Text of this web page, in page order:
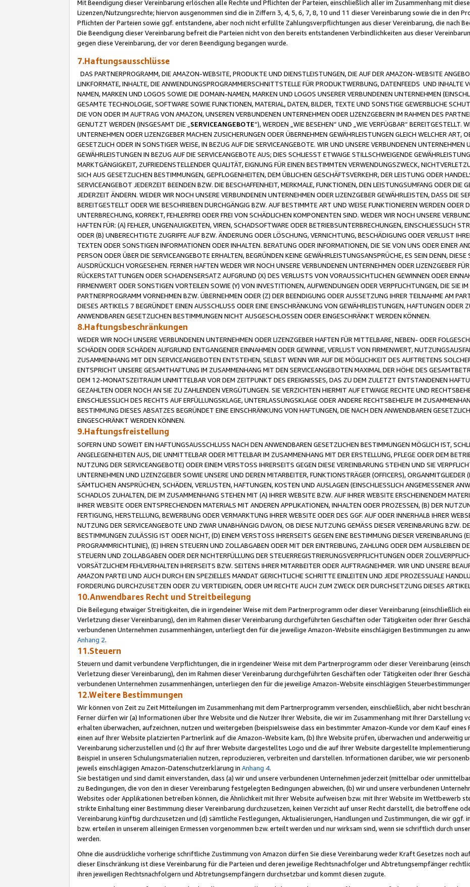
Mit Beendigung dieser Vereinbarung erlöschen alle Rechte und Pflichten der Parteien, einschließlich aller im Zusammenhang mit
Lizenzen/Nutzungsrechte; hiervon ausgenommen sind die in Ziffern 3, 4, 5, 6, 7, 8, 10 und 11 dieser Vereinbarung sowie die in den
Pflichten der Parteien sowie ggf. entstandene, aber noch nicht erfüllte Zahlungsverpflichtungen aus dieser Vereinbarung, die nach
Die Beendigung dieser Vereinbarung befreit die Parteien nicht von den bereits entstandenen Verbindlichkeiten aus dieser
gegen diese Vereinbarung, der vor deren Beendigung begangen wurde.
7.Haftungsausschlüsse
DAS PARTNERPROGRAMM, DIE AMAZON-WEBSITE, PRODUKTE UND DIENSTLEISTUNGEN, DIE AUF DER AMAZON-WEBSITE
LINKFORMATE, INHALTE, DIE ANWENDUNGSPROGRAMMIERSCHNITTSTELLE FÜR PRODUKTWERBUNG, DATENFEEDS UND INHALTE
NAMEN, MARKEN UND LOGOS SOWIE DIE DOMAIN-NAMEN, MARKEN UND LOGOS UNSERER VERBUNDENEN UNTERNEHMEN
GESAMTE TECHNOLOGIE, SOFTWARE SOWIE FUNKTIONEN, MATERIAL, DATEN, BILDER, TEXTE UND SONSTIGE GEWERBLICHE
DIE VON ODER IM AUFTRAG VON AMAZON, UNSEREN VERBUNDENEN UNTERNEHMEN ODER LIZENZGEBERN IM RAHMEN DES
GENUTZT WERDEN (INSGESAMT DIE „ SERVICEANGEBOTE“), WERDEN „WIE BESEHEN“ UND „WIE VERFÜGBAR“ BEREITGESTELLT.
UNTERNEHMEN ODER LIZENZGEBER MACHEN ZUSICHERUNGEN ODER ÜBERNEHMEN GEWÄHRLEISTUNGEN GLEICH WELCHER ART,
GESETZLICH ODER IN SONSTIGER WEISE, IN BEZUG AUF DIE SERVICEANGEBOTE. WIR UND UNSERE VERBUNDENEN UNTERNEHMEN
GEWÄHRLEISTUNGEN IN BEZUG AUF DIE SERVICEANGEBOTE AUS; DIES SCHLIESST ETWAIGE STILLSCHWEIGENDE
MARKTGÄNGIGKEIT, ZUFRIEDENSTELLENDER QUALITÄT, EIGNUNG FÜR EINEN BESTIMMTEN VERWENDUNGSZWECK,
SICH AUS GESETZLICHEN BESTIMMUNGEN, GEPFLOGENHEITEN, DEM ÜBLICHEN GESCHÄFTSVERKEHR, DER LEISTUNG ODER
SERVICEANGEBOT JEDERZEIT BEENDEN BZW. DIE BESCHAFFENHEIT, MERKMALE, FUNKTIONEN, DEN LEISTUNGSUMFANG ODER DIE
JEDERZEIT ÄNDERN. WEDER WIR NOCH UNSERE VERBUNDENEN UNTERNEHMEN ODER LIZENZGEBER GEWÄHRLEISTEN, DASS DIE
BEREITGESTELLT ODER WIE BESCHRIEBEN DURCHGÄNGIG BZW. AUF BESTIMMTE ART UND WEISE FUNKTIONIEREN WERDEN ODER
UNTERBRECHUNG, KORREKT, FEHLERFREI ODER FREI VON SCHÄDLICHEN KOMPONENTEN SIND. WEDER WIR NOCH UNSERE
HAFTEN FÜR: (A) FEHLER, UNGENAUIGKEITEN, VIREN, SCHADSOFTWARE ODER BETRIEBSUNTERBRECHUNGEN, EINSCHLIESSLICH
ODER (B) UNBERECHTIGTE ZUGRIFFE AUF BZW. ÄNDERUNG ODER LÖSCHUNG, VERNICHTUNG, BESCHÄDIGUNG ODER VERLUST
TEXTEN ODER SONSTIGEN INFORMATIONEN ODER INHALTEN. BERATUNG ODER INFORMATIONEN, DIE SIE VON UNS ODER EINER
PERSON ODER ÜBER DIE SERVICEANGEBOTE ERHALTEN, BEGRÜNDEN KEINE GEWÄHRLEISTUNGSANSPRÜCHE, ES SEIN DENN, DIESE
AUSDRÜCKLICH VORGESEHEN. FERNER HAFTEN WEDER WIR NOCH UNSERE VERBUNDENEN UNTERNEHMEN ODER LIZENZGEBER
RÜCKERSTATTUNGEN ODER SCHADENSERSATZ AUFGRUND (X) DES VERLUSTS VON VORAUSSICHTLICHEN GEWINNEN ODER
FIRMENWERT ODER SONSTIGEN VORTEILEN SOWIE (Y) VON INVESTITIONEN, AUFWENDUNGEN ODER VERPFLICHTUNGEN, DIE SIE
PARTNERPROGRAMM VORNEHMEN BZW. ÜBERNEHMEN ODER (Z) DER BEENDIGUNG ODER AUSSETZUNG IHRER TEILNAHME AM
DIESES ARTIKELS 7 BEGRÜNDET EINEN AUSSCHLUSS ODER EINE EINSCHRÄNKUNG VON GEWÄHRLEISTUNGEN, HAFTUNGEN ODER
ANWENDBAREN GESETZLICHEN BESTIMMUNGEN NICHT AUSGESCHLOSSEN ODER EINGESCHRÄNKT WERDEN KÖNNEN.
8.Haftungsbeschränkungen
WEDER WIR NOCH UNSERE VERBUNDENEN UNTERNEHMEN ODER LIZENZGEBER HAFTEN FÜR MITTELBARE, NEBEN- ODER
SCHÄDEN ODER SCHÄDEN AUFGRUND ENTGANGENER EINNAHMEN ODER GEWINNE, VERLUST VON FIRMENWERT,
ZUSAMMENHANG MIT DEN SERVICEANGEBOTEN ENTSTEHEN, SELBST WENN WIR AUF DIE MÖGLICHKEIT DES AUFTRETENS
ENTSPRICHT UNSERE GESAMTHAFTUNG IM ZUSAMMENHANG MIT DEN SERVICEANGEBOTEN MAXIMAL DER HÖHE DES
DEM 12-MONATSZEITRAUM UNMITTELBAR VOR DEM ZEITPUNKT DES EREIGNISSES, DAS ZU DEM ZULETZT ENTSTANDENEN
GEZAHLTEN ODER NOCH AN SIE ZU ZAHLENDEN VERGÜTUNGEN. SIE VERZICHTEN HIERMIT AUF ETWAIGE RECHTE UND
EINSCHLIESSLICH DES RECHTS AUF ERFÜLLUNGSKLAGE, UNTERLASSUNGSKLAGE ODER ANDERE RECHTSBEHELFE IM
BESTIMMUNG DIESES ABSATZES BEGRÜNDET EINE EINSCHRÄNKUNG VON HAFTUNGEN, DIE NACH DEN ANWENDBAREN
EINGESCHRÄNKT WERDEN KÖNNEN.
9.Haftungsfreistellung
SOFERN UND SOWEIT EIN HAFTUNGSAUSSCHLUSS NACH DEN ANWENDBAREN GESETZLICHEN BESTIMMUNGEN MÖGLICH IST,
ANGELEGENHEITEN AUS, DIE UNMITTELBAR ODER MITTELBAR IM ZUSAMMENHANG MIT DER ERSTELLUNG, PFLEGE ODER DEM
NUTZUNG DER SERVICEANGEBOTE) ODER EINEM VERSTOSS IHRERSEITS GEGEN DIESE VEREINBARUNG STEHEN UND SIE
UNTERNEHMEN UND LIZENZGEBER SOWIE UNSERE UND DEREN MITARBEITER, FUNKTIONSTRÄGER (OFFICERS),
SÄMTLICHEN ANSPRÜCHEN, SCHÄDEN, VERLUSTEN, HAFTUNGEN, KOSTEN UND AUSLAGEN (EINSCHLIESSLICH ANGEMESSENER
SCHADLOS ZUHALTEN, DIE IM ZUSAMMENHANG STEHEN MIT (A) IHRER WEBSITE BZW. AUF IHRER WEBSITE ERSCHEINENDEM
IHRER WEBSITE ODER ENTSPRECHENDEN MATERIALS MIT ANDEREN APPLIKATIONEN, INHALTEN ODER PROZESSEN, (B) DER
FERTIGUNG, HERSTELLUNG, BEWERBUNG ODER VERMARKTUNG IHRER WEBSITE ODER DES GGF. AUF ODER INNERHALB IHRER
NUTZUNG DER SERVICEANGEBOTE UND ZWAR UNABHÄNGIG DAVON, OB DIESE NUTZUNG GEMÄSS DIESER VEREINBARUNG BZW.
BESTIMMUNGEN ZULÄSSIG IST ODER NICHT, (D) EINEM VERSTOSS IHRERSEITS GEGEN EINE BESTIMMUNG DIESER VEREINBARUNG
PROGRAMMRICHTLINIE), (E) IHREN STEUERN UND ZOLLABGABEN ODER MIT DER EINTREIBUNG, ZAHLUNG ODER DEM AUSBLEIBEN
STEUERN UND ZOLLABGABEN ODER DER NICHTERFÜLLUNG DER STEUERREGISTRIERUNGSVERPFLICHTUNGEN ODER
VORSÄTZLICHEM FEHLVERHALTEN IHRERSEITS BZW. SEITENS IHRER MITARBEITER ODER AUFTRAGNEHMER. WIR UND UNSERE
AMAZON PARTEI UND AUCH DURCH EIN SPEZIELLES MANDAT GERICHTLICHE SCHRITTE EINLEITEN UND JEDE PROZESSUALE
FORDERUNG DURCHZUSETZEN ODER ZU VERTEIDIGEN, ODER UM RECHTE AUCH ZUM ZWECK DER DURCHSETZUNG DIESES
10.Anwendbares Recht und Streitbeilegung
Die Beilegung etwaiger Streitigkeiten, die in irgendeiner Weise mit dem Partnerprogramm oder dieser Vereinbarung (einschließlich
Verletzung dieser Vereinbarung), den im Rahmen dieser Vereinbarung durchgeführten Geschäften oder Tätigkeiten oder Ihrer
verbundenen Unternehmen zusammenhängen, unterliegt den für die jeweilige Amazon-Website einschlägigen Bestimmungen zu
Anhang 2.
11.Steuern
Steuern und damit verbundene Verpflichtungen, die in irgendeiner Weise mit dem Partnerprogramm oder dieser Vereinbarung
Verletzung dieser Vereinbarung), den im Rahmen dieser Vereinbarung durchgeführten Geschäften oder Tätigkeiten oder Ihrer
verbundenen Unternehmen zusammenhängen, unterliegen den für die jeweilige Amazon-Website einschlägigen
12.Weitere Bestimmungen
Wir können von Zeit zu Zeit Mitteilungen im Zusammenhang mit dem Partnerprogramm versenden, einschließlich, aber nicht
Ferner dürfen wir (a) Informationen über Ihre Website und die Nutzer Ihrer Website, die wir im Zusammenhang mit Ihrer Darstellung
erhalten überwachen, aufzeichnen, nutzen und weitergeben (beispielsweise dass ein bestimmter Amazon-Kunde vor dem Kauf
einen auf Ihrer Website platzierten Partnerlink auf die Amazon-Website kam, (b) Ihre Website prüfen, überwachen und anderweitig
Vereinbarung sicherzustellen und (c) Ihr auf Ihrer Website dargestelltes Logo und die auf Ihrer Website dargestellte
Beispiel in unseren Schulungsmaterialien nutzen, reproduzieren, verbreiten und darstellen. Informationen darüber, wie wir
jeweils einschlägigen Amazon-Datenschutzerklärung in Anhang 4.
Sie bestätigen und sind damit einverstanden, dass (a) wir und unsere verbundenen Unternehmen jederzeit (mittelbar oder
zu Bedingungen, die von den in dieser Vereinbarung festgelegten Bedingungen abweichen, (b) wir und unsere verbundenen
Websites oder Applikationen betreiben können, die Ähnlichkeit mit Ihrer Website aufweisen bzw. mit Ihrer Website im Wettbewerb
strikte Einhaltung einer Bestimmung dieser Vereinbarung durchzusetzen, keinen Verzicht auf unser Recht darstellt, die betroffene
Vereinbarung künftig durchzusetzen und (d) sämtliche Festlegungen, Aktualisierungen, Handlungen und Zustimmungen, die wir ggf.
bzw. erteilen in unserem alleinigen Ermessen vorgenommen bzw. erteilt werden und nur wirksam sind, wenn sie schriftlich durch
werden.
Ohne die ausdrückliche vorherige schriftliche Zustimmung von Amazon dürfen Sie diese Vereinbarung weder Kraft Gesetzes noch
dieser Einschränkung ist diese Vereinbarung für die Parteien und deren jeweilige Rechtsnachfolger und Abtretungsempfänger
ihren jeweiligen Rechtsnachfolgern und Abtretungsempfängern durchsetzbar und kommt diesen zugute.